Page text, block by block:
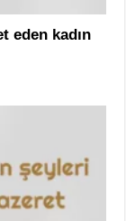
eden kadın